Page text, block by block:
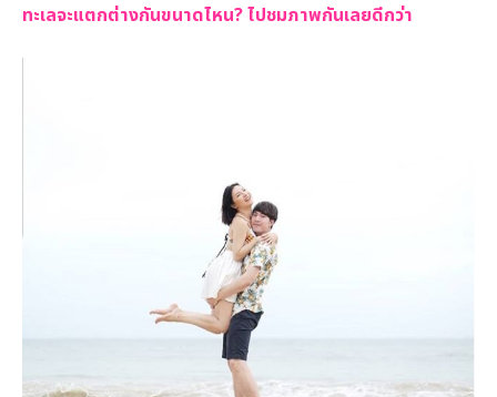
ทะเลจะแตกต่างกันขนาดไหน? ไปชมภาพกันเลยดีกว่า